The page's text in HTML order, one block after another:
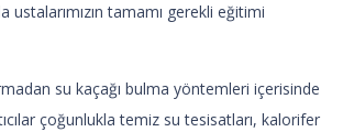
ustalarımızın tamamı gerekli eğitimi
su kaçağı bulma yöntemleri içerisinde
çoğunlukla temiz su tesisatları, kalorifer